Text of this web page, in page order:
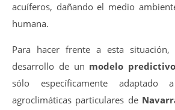
acuíferos, dañando el medio
humana.
Para hacer frente a esta
desarrollo de un modelo
sólo específicamente adaptado
agroclimáticas particulares de